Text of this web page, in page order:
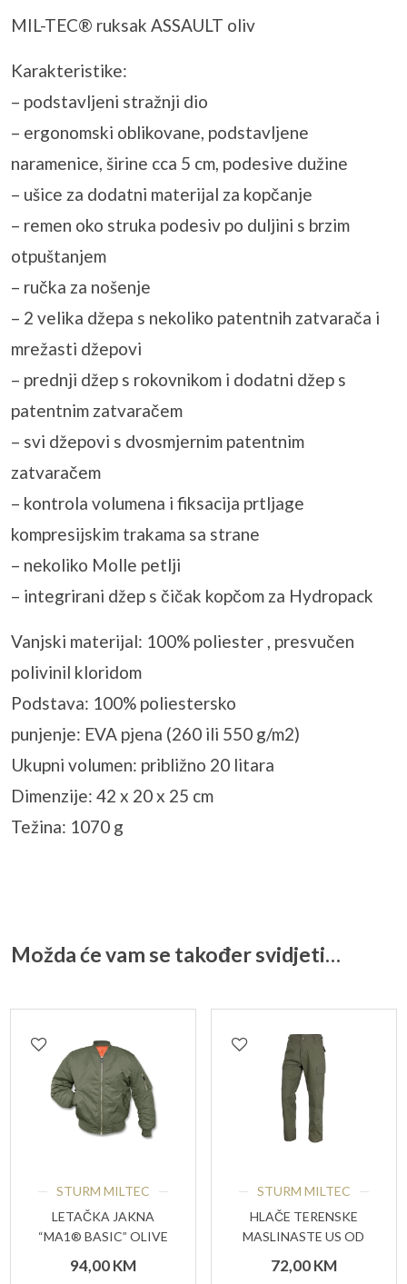
MIL-TEC® ruksak ASSAULT oliv
Karakteristike:
– podstavljeni stražnji dio
– ergonomski oblikovane, podstavljene
naramenice, širine cca 5 cm, podesive dužine
– ušice za dodatni materijal za kopčanje
– remen oko struka podesiv po duljini s brzim
otpuštanjem
– ručka za nošenje
– 2 velika džepa s nekoliko patentnih zatvarača i
mrežasti džepovi
– prednji džep s rokovnikom i dodatni džep s
patentnim zatvaračem
– svi džepovi s dvosmjernim patentnim
zatvaračem
– kontrola volumena i fiksacija prtljage
kompresijskim trakama sa strane
– nekoliko Molle petlji
– integrirani džep s čičak kopčom za Hydropack
Vanjski materijal: 100% poliester , presvučen
polivinil kloridom
Podstava: 100% poliestersko
punjenje: EVA pjena (260 ili 550 g/m2)
Ukupni volumen: približno 20 litara
Dimenzije: 42 x 20 x 25 cm
Težina: 1070 g
Možda će vam se također svidjeti…
STURM MILTEC
LETAČKA JAKNA
“MA1® BASIC” OLIVE
94,00KM
STURM MILTEC
HLAČE TERENSKE
MASLINASTE US OD
72,00KM